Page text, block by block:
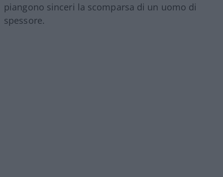
piangono sinceri la scomparsa di un uomo di
spessore.